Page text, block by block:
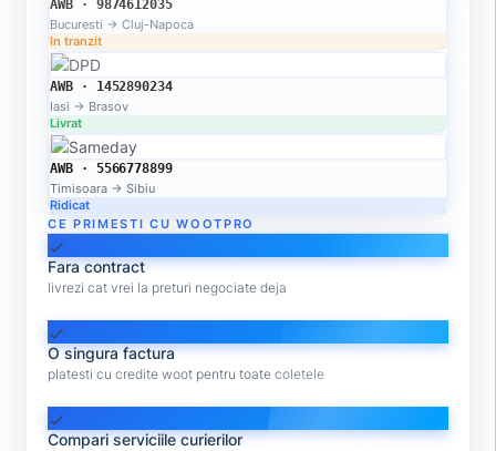
AWB · 9874612035
Bucuresti → Cluj-Napoca
In tranzit
AWB · 1452890234
Iasi → Brasov
Livrat
AWB · 5566778899
Timisoara → Sibiu
Ridicat
CE PRIMESTI CU WOOTPRO
check
Fara contract
livrezi cat vrei la preturi negociate deja
check
O singura factura
platesti cu credite woot pentru toate coletele
check
Compari serviciile curierilor